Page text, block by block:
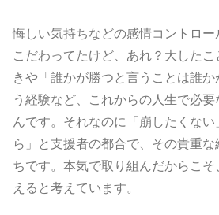
悔しい気持ちなどの感情コントロー
こだわってたけど、あれ？大した
きや「誰かが勝つと言うことは誰
う経験など、これからの人生で必
んです。それなのに「崩したくな
ら」と支援者の都合で、その貴重
ちです。本気で取り組んだからこ
えると考えています。